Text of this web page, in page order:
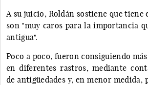
A su juicio, Roldán sostiene que tiene
son "muy caros para la importancia
antigua".
Poco a poco, fueron consiguiendo
en diferentes rastros, mediante
de antigüedades y, en menor medida,